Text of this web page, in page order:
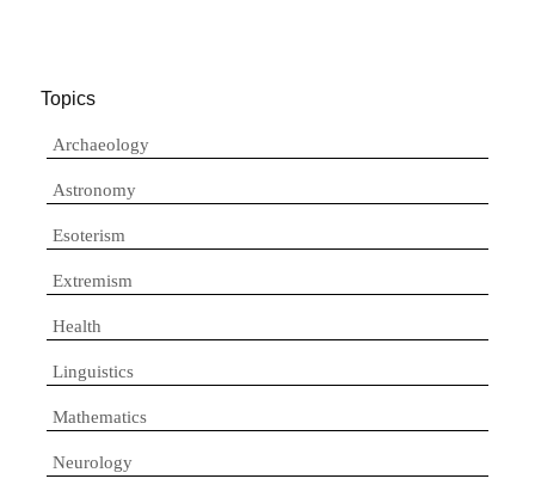
Topics
Archaeology
Astronomy
Esoterism
Extremism
Health
Linguistics
Mathematics
Neurology